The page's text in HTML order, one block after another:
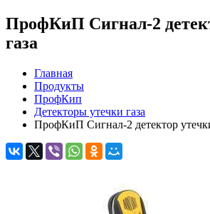
ПрофКиП Сигнал-2
газа
Главная
Продукты
ПрофКип
Детекторы утечки газа
ПрофКиП Сигнал-2 детектор